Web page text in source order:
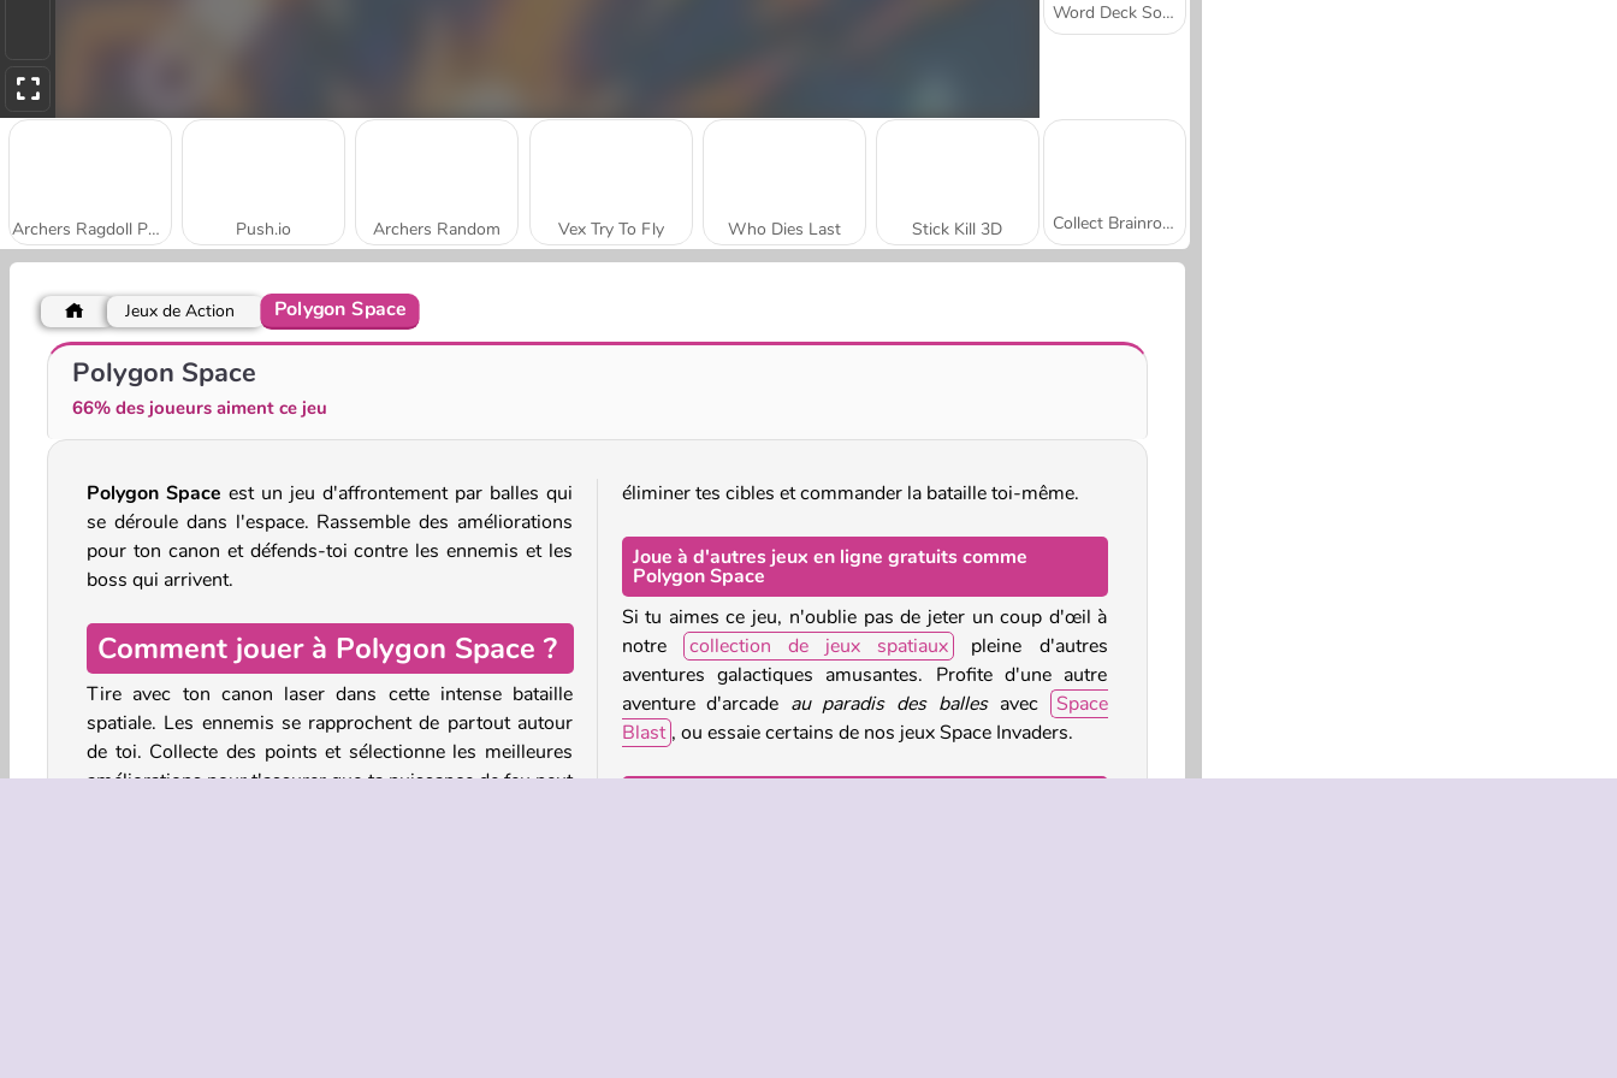
Archers Ragdoll Physics Push.io Archers Random Vex Try To Fly Who Dies Last Stick Kill 3D
Slingshot Fortress
Word Deck Solitaire
Collect Brainrot Arena
Jeux de Action Polygon Space
Polygon Space
66% des joueurs aiment ce jeu
Polygon Space est un jeu d'affrontement par balles qui
se déroule dans l'espace. Rassemble des améliorations
pour ton canon et défends-toi contre les ennemis et les
boss qui arrivent.
Comment jouer à Polygon Space ?
Tire avec ton canon laser dans cette intense bataille
spatiale. Les ennemis se rapprochent de partout autour
de toi. Collecte des points et sélectionne les meilleures
améliorations pour t'assurer que ta puissance de feu peut
éliminer tes cibles et commander la bataille toi-même.
Joue à d'autres jeux en ligne gratuits comme
Polygon Space
Si tu aimes ce jeu, n'oublie pas de jeter un coup d'œil à
notre
collection de jeux spatiaux pleine d'autres
aventures galactiques amusantes. Profite d'une autre
aventure d'arcade au paradis des ballesavec
Space
Blast , ou essaie certains de nos jeux Space Invaders.